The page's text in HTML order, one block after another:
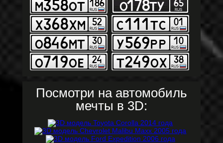
Посмотри на автомобиль
мечты в 3D: